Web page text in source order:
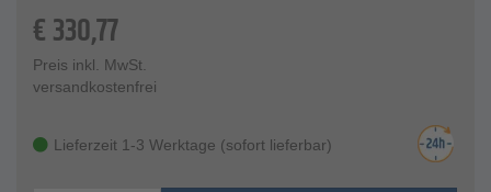
€330,77
Preis inkl. MwSt.
versandkostenfrei
Lieferzeit 1-3 Werktage (sofort lieferbar)